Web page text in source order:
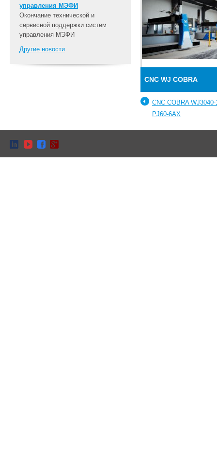
управления МЭФИ
Окончание технической и
сервисной поддержки систем
управления МЭФИ
Другие новости
CNC WJ COBRA
CNC COBRA
PJ60-6AX